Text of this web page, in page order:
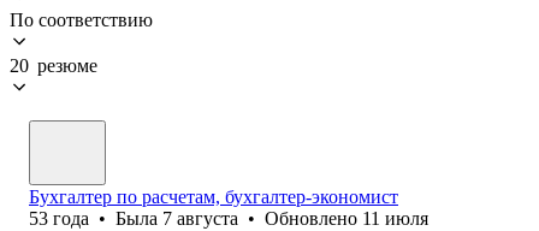
По соответствию
20 резюме
Бухгалтер по расчетам, бухгалтер-экономист
53 года • Была 7 августа • Обновлено 11 июля